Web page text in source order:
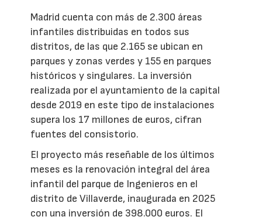
Madrid cuenta con más de 2.300 áreas
infantiles distribuidas en todos sus
distritos, de las que 2.165 se ubican en
parques y zonas verdes y 155 en parques
históricos y singulares. La inversión
realizada por el ayuntamiento de la capital
desde 2019 en este tipo de instalaciones
supera los 17 millones de euros, cifran
fuentes del consistorio.
El proyecto más reseñable de los últimos
meses es la renovación integral del área
infantil del parque de Ingenieros en el
distrito de Villaverde, inaugurada en 2025
con una inversión de 398.000 euros. El